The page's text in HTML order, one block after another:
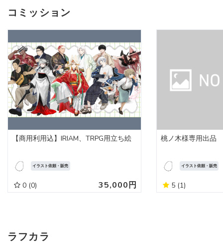
コミッション
【商用利用込】IRIAM、TRPG用立ち絵
イラスト依頼・販売
0 (0) 35,000円
桃ノ木様専用出品
イラスト依頼・販売
5 (1)
ラフカラ